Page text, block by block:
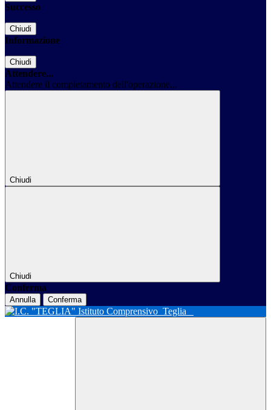
Successo
Chiudi
Informazione
Chiudi
Attendere...
Attendere il completamento dell'operazione...
Chiudi
Chiudi
Conferma
Annulla Conferma
Istituto Comprensivo Teglia